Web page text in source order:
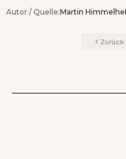
Autor / Quelle:Martin
Zurück